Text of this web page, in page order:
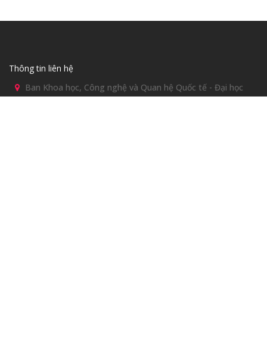
Thông tin liên hệ
Ban Khoa học, Công nghệ và Quan hệ Quốc tế - Đại học